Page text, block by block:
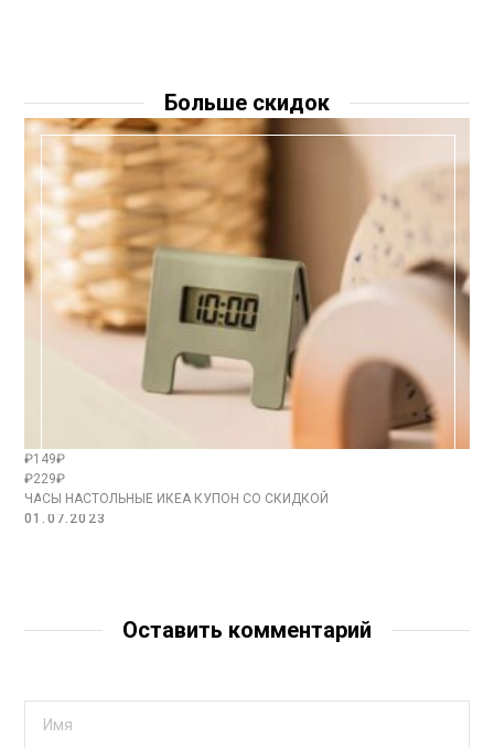
Больше скидок
₽149₽
₽229₽
ЧАСЫ НАСТОЛЬНЫЕ ИКЕА КУПОН СО СКИДКОЙ
01.07.2023
Оставить комментарий